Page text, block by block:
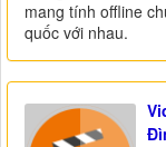
mang tính offline
quốc với nhau.